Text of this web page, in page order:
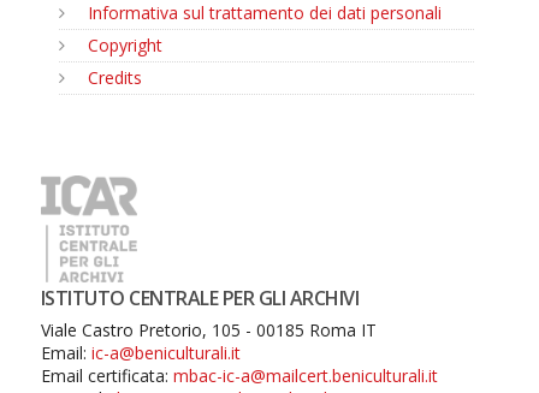
Informativa sul trattamento dei dati personali
Copyright
Credits
ISTITUTO CENTRALE PER GLI ARCHIVI
Viale Castro Pretorio, 105 - 00185 Roma IT
Email: ic-a@beniculturali.it
Email certificata: mbac-ic-a@mailcert.beniculturali.it